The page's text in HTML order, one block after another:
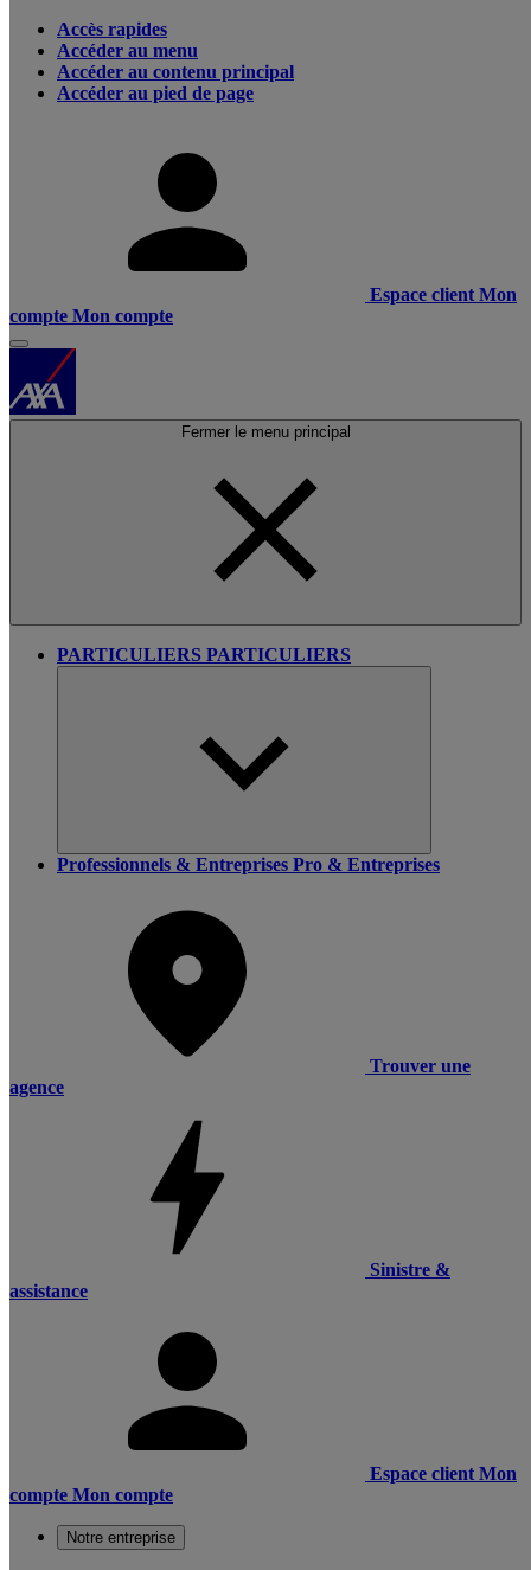
Accès rapides
Accéder au menu
Accéder au contenu principal
Accéder au pied de page
Espace client Mon
compte Mon compte
Fermer le menu principal
PARTICULIERS PARTICULIERS
Professionnels & Entreprises Pro & Entreprises
Trouver une
agence
Sinistre &
assistance
Espace client Mon
compte Mon compte
Notre entreprise